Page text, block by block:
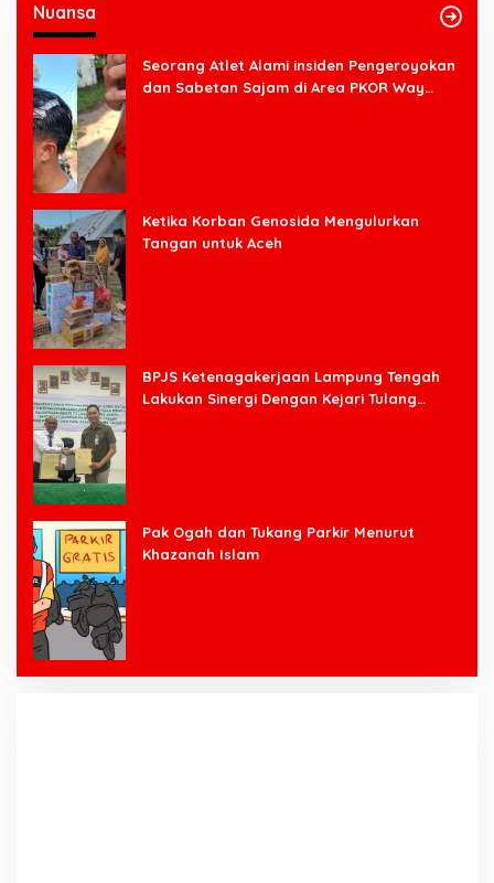
Nuansa
Seorang Atlet Alami insiden Pengeroyokan
dan Sabetan Sajam di Area PKOR Way
Ketika Korban Genosida Mengulurkan
Tangan untuk Aceh
BPJS Ketenagakerjaan Lampung Tengah
Lakukan Sinergi Dengan Kejari Tulang
Pak Ogah dan Tukang Parkir Menurut
Khazanah Islam